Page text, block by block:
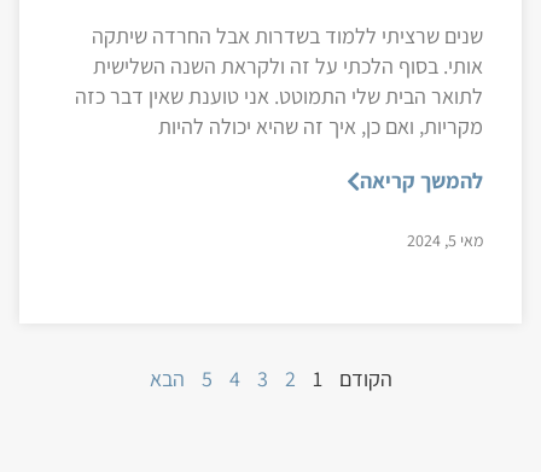
שנים שרציתי ללמוד בשדרות אבל החרדה שיתקה
אותי. בסוף הלכתי על זה ולקראת השנה השלישית
לתואר הבית שלי התמוטט. אני טוענת שאין דבר כזה
מקריות, ואם כן, איך זה שהיא יכולה להיות
להמשך קריאה
מאי 5, 2024
הקודם 1
2
3
4
5 הבא